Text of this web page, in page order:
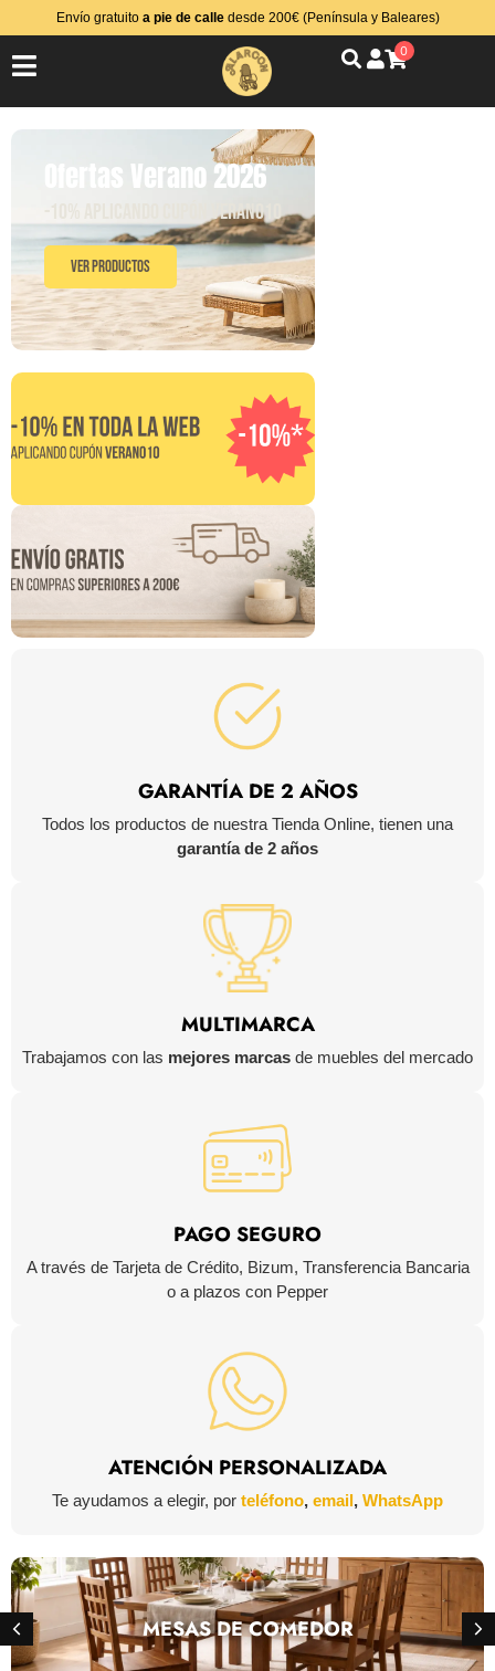
Envío gratuito a pie de calledesde 200€ (Península y Baleares)
0
Ofertas Verano 2026
-10% aplicando cupón VERANO10
Ver Productos
GARANTÍA DE 2 AÑOS
Todos los productos de nuestra Tienda Online, tienen una
garantía de 2 años
MULTIMARCA
Trabajamos con las mejores marcas de muebles del mercado
PAGO SEGURO
A través de Tarjeta de Crédito, Bizum, Transferencia Bancaria
o a plazos con Pepper
ATENCIÓN PERSONALIZADA
Te ayudamos a elegir, por teléfono, email, WhatsApp
MESAS DE COMEDOR